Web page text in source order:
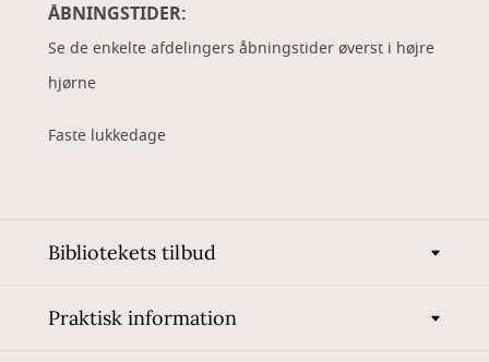
ÅBNINGSTIDER:
Se de enkelte afdelingers åbningstider øverst i højre
hjørne
Faste lukkedage
Bibliotekets tilbud
Praktisk information